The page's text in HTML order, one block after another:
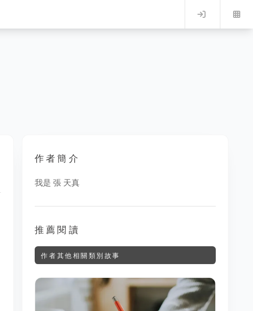
Log in
作者簡介
我是 張 天真
推薦閱讀
作者其他相關類別故事